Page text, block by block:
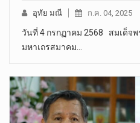
อุทัย มณี ก.ค. 04, 2025
วันที่ 4 กรกฏาคม 2568 สมเด็จ
มหาเถรสมาคม…